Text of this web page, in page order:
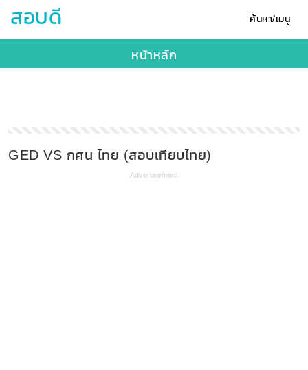
ค้นหา/เมนู
สอบดี
หน้าหลัก
GED VS กศน ไทย (สอบเทียบไทย)
Advertisement